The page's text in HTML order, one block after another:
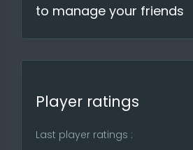
to manage your friends
Player ratings
Last player ratings :